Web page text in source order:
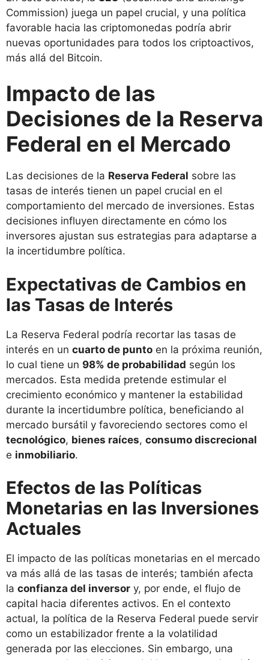
Commission) juega un papel crucial, y una política
favorable hacia las criptomonedas podría abrir
nuevas oportunidades para todos los criptoactivos,
más allá del Bitcoin.
Impacto de las
Decisiones de la Reserva
Federal en el Mercado
Las decisiones de la Reserva Federal sobre las
tasas de interés tienen un papel crucial en el
comportamiento del mercado de inversiones. Estas
decisiones influyen directamente en cómo los
inversores ajustan sus estrategias para adaptarse a
la incertidumbre política.
Expectativas de Cambios en
las Tasas de Interés
La Reserva Federal podría recortar las tasas de
interés en un cuarto de punto en la próxima reunión,
lo cual tiene un 98% de probabilidad según los
mercados. Esta medida pretende estimular el
crecimiento económico y mantener la estabilidad
durante la incertidumbre política, beneficiando al
mercado bursátil y favoreciendo sectores como el
tecnológico, bienes raíces, consumo discrecional
e inmobiliario.
Efectos de las Políticas
Monetarias en las Inversiones
Actuales
El impacto de las políticas monetarias en el mercado
va más allá de las tasas de interés; también afecta
la confianza del inversor y, por ende, el flujo de
capital hacia diferentes activos. En el contexto
actual, la política de la Reserva Federal puede servir
como un estabilizador frente a la volatilidad
generada por las elecciones. Sin embargo, una